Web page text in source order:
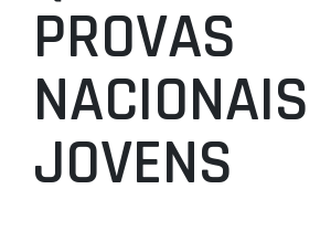
CLUBES
AGENTES
AGENDA
SELEÇÕES
MINIBASQUETE
PROVAS
NACIONAIS
JOVENS